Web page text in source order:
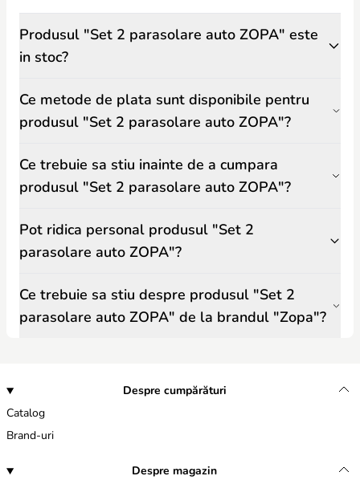
Produsul "Set 2 parasolare auto ZOPA" este
in stoc?
Ce metode de plata sunt disponibile pentru
produsul "Set 2 parasolare auto ZOPA"?
Ce trebuie sa stiu inainte de a cumpara
produsul "Set 2 parasolare auto ZOPA"?
Pot ridica personal produsul "Set 2
parasolare auto ZOPA"?
Ce trebuie sa stiu despre produsul "Set 2
parasolare auto ZOPA" de la brandul "Zopa"?
Despre cumpărături
Catalog
Brand-uri
Despre magazin